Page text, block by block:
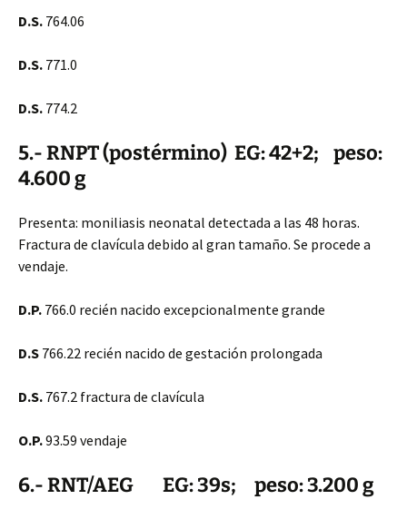
D.S. 764.06
D.S. 771.0
D.S. 774.2
5.- RNPT (postérmino) EG: 42+2; peso:
4.600 g
Presenta: moniliasis neonatal detectada a las 48 horas.
Fractura de clavícula debido al gran tamaño. Se procede a
vendaje.
D.P. 766.0 recién nacido excepcionalmente grande
D.S 766.22 recién nacido de gestación prolongada
D.S. 767.2 fractura de clavícula
O.P.93.59 vendaje
6.- RNT/AEG EG: 39s; peso: 3.200 g